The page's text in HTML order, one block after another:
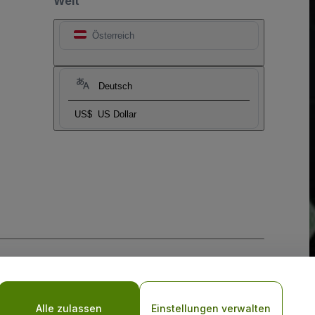
Österreich
Deutsch
US$ US Dollar
RichtlinieundDatenschutzrichtlinie für Mobilanwendungen
Alle zulassen Einstellungen verwalten